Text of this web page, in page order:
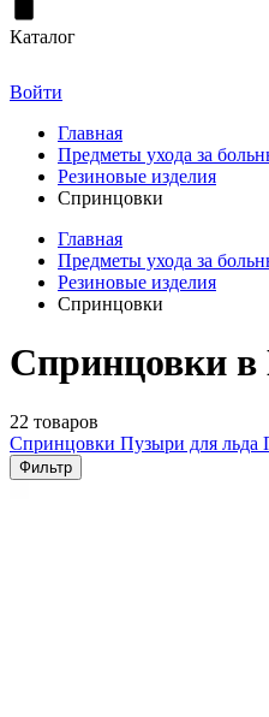
Каталог
Войти
Главная
Предметы ухода за
Резиновые изделия
Спринцовки
Главная
Предметы ухода за
Резиновые изделия
Спринцовки
Спринцовки в
22 товаров
Спринцовки Пузыри для льда
Фильтр